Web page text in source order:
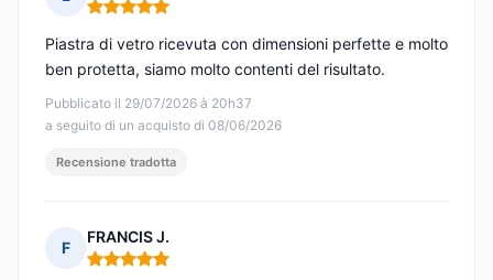
Nota: 5 su 5
Pubblicato il 29/07/2026 à 20h37
a seguito di un acquisto di 08/06/2026
Piastra di vetro ricevuta con dimensioni perfette e molto
ben protetta, siamo molto contenti del risultato.
Recensione tradotta
F
FRANCIS J.
Nota: 5 su 5